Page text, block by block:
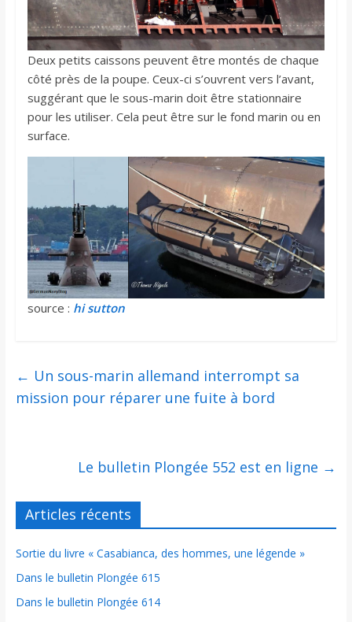
Deux petits caissons peuvent être montés de chaque
côté près de la poupe. Ceux-ci s’ouvrent vers l’avant,
suggérant que le sous-marin doit être stationnaire
pour les utiliser. Cela peut être sur le fond marin ou en
surface.
source : hi sutton
← Un sous-marin allemand interrompt sa
mission pour réparer une fuite à bord
Le bulletin Plongée 552 est en ligne →
Articles récents
Sortie du livre « Casabianca, des hommes, une légende »
Dans le bulletin Plongée 615
Dans le bulletin Plongée 614